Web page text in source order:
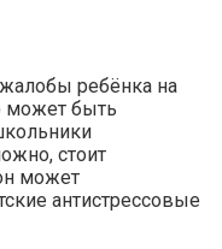
ребёнка на
может быть
стоит
может
антистрессовые